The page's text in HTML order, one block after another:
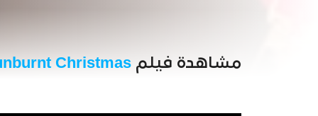
مشاهدة فيلم Christmas